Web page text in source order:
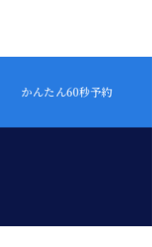
かんたん60秒予約